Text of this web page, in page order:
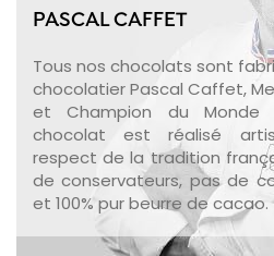
PASCAL CAFFET
Tous nos chocolats sont
chocolatier Pascal Caffet,
et Champion du Monde
chocolat est réalisé
respect de la tradition
de conservateurs, pas de
et 100% pur beurre de cacao.